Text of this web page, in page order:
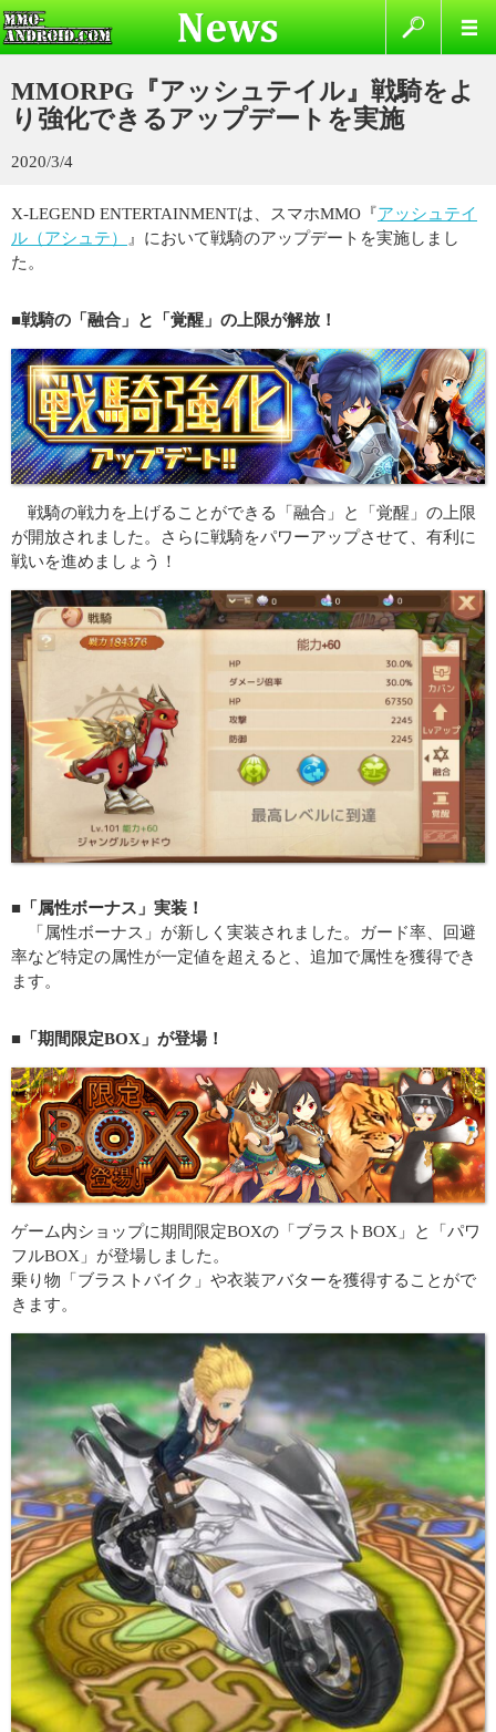
MMORPG『アッシュテイル』戦騎をよ
り強化できるアップデートを実施
2020/3/4
X-LEGEND ENTERTAINMENTは、スマホMMO『アッシュテイ
ル（アシュテ）
』において戦騎のアップデートを実施しまし
た。
■戦騎の「融合」と「覚醒」の上限が解放！
戦騎の戦力を上げることができる「融合」と「覚醒」の上限
が開放されました。さらに戦騎をパワーアップさせて、有利に
戦いを進めましょう！
■「属性ボーナス」実装！
「属性ボーナス」が新しく実装されました。ガード率、回避
率など特定の属性が一定値を超えると、追加で属性を獲得でき
ます。
■「期間限定BOX」が登場！
ゲーム内ショップに期間限定BOXの「ブラストBOX」と「パワ
フルBOX」が登場しました。
乗り物「ブラストバイク」や衣装アバターを獲得することがで
きます。